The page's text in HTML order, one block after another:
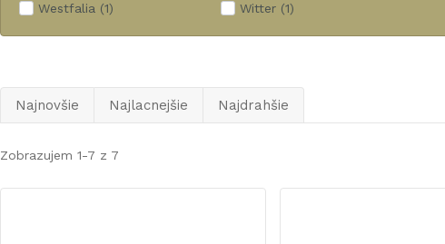
Westfalia (1) Witter (1)
Najnovšie Najlacnejšie Najdrahšie
Zobrazujem 1-7 z 7